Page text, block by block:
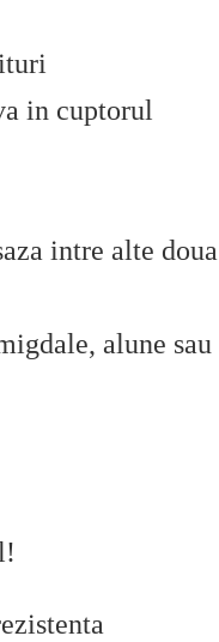
in cuptorul
intre alte doua
alune sau